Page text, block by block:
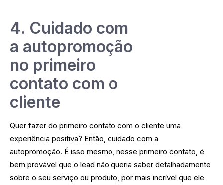
4. Cuidado com
a autopromoção
no primeiro
contato com o
cliente
Quer fazer do primeiro contato com o cliente uma
experiência positiva? Então, cuidado com a
autopromoção. É isso mesmo, nesse primeiro contato, é
bem provável que o lead não queria saber detalhadamente
sobre o seu serviço ou produto, por mais incrível que ele